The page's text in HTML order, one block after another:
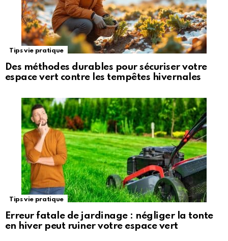
Tips vie pratique
Des méthodes durables pour sécuriser votre
espace vert contre les tempêtes hivernales
Tips vie pratique
Erreur fatale de jardinage : négliger la tonte
en hiver peut ruiner votre espace vert